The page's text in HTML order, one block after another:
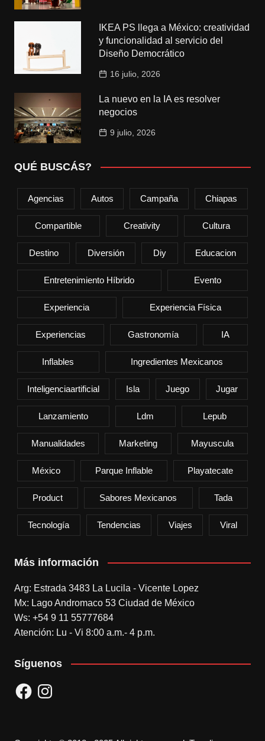
IKEA PS llega a México: creatividad
y funcionalidad al servicio del
Diseño Democrático
16 julio, 2026
La nuevo en la IA es resolver
negocios
9 julio, 2026
QUÉ BUSCÁS?
Agencias Autos Campaña Chiapas
Compartible Creativity Cultura
Destino Diversión Diy Educacion
Entretenimiento Híbrido Evento
Experiencia Experiencia Física
Experiencias Gastronomía IA
Inflables Ingredientes Mexicanos
Inteligenciaartificial Isla Juego Jugar
Lanzamiento Ldm Lepub
Manualidades Marketing Mayuscula
México Parque Inflable Playatecate
Product Sabores Mexicanos Tada
Tecnología Tendencias Viajes Viral
Más información
Arg: Estrada 3483 La Lucila - Vicente Lopez
Mx: Lago Andromaco 53 Ciudad de México
Ws: +54 9 11 55777684
Atención: Lu - Vi 8:00 a.m.- 4 p.m.
Síguenos
FacebookInstagram